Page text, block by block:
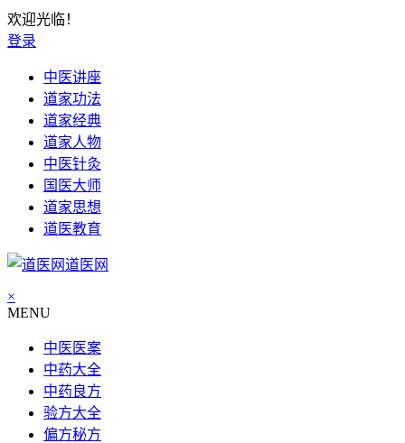
欢迎光临！
登录
中医讲座
道家功法
道家经典
道家人物
中医针灸
国医大师
道家思想
道医教育
道医网
×
MENU
中医医案
中药大全
中药良方
验方大全
偏方秘方